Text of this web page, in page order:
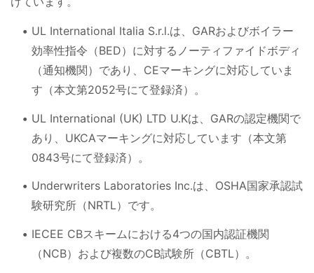
UL International Italia S.r.l.は、GARおよびボイラー
効率性指令（BED）に対するノーティファイドボディ
（通知機関）であり、CEマーキングに対応していま
す（本文第2052号にて登録済）。
UL International (UK) LTD U.Kは、GARの認定機関で
あり、UKCAマーキングに対応しています（本文第
0843号にて登録済）。
Underwriters Laboratories Inc.は、OSHA国家承認試
験研究所（NRTL）です。
IECEE CBスキームにおける4つの国内認証機関
（NCB）および複数のCB試験所（CBTL）。